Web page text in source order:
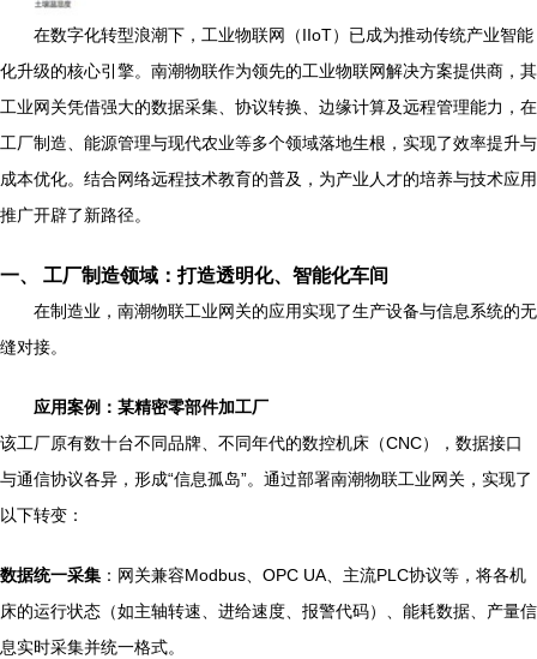
在数字化转型浪潮下，工业物联网（IIoT）已成为推动传统产业智能
化升级的核心引擎。南潮物联作为领先的工业物联网解决方案提供商，其
工业网关凭借强大的数据采集、协议转换、边缘计算及远程管理能力，在
工厂制造、能源管理与现代农业等多个领域落地生根，实现了效率提升与
成本优化。结合网络远程技术教育的普及，为产业人才的培养与技术应用
推广开辟了新路径。
一、 工厂制造领域：打造透明化、智能化车间
在制造业，南潮物联工业网关的应用实现了生产设备与信息系统的无
缝对接。
应用案例：某精密零部件加工厂
该工厂原有数十台不同品牌、不同年代的数控机床（CNC），数据接口
与通信协议各异，形成“信息孤岛”。通过部署南潮物联工业网关，实现了
以下转变：
数据统一采集 ：网关兼容Modbus、OPC UA、主流PLC协议等，将各机
床的运行状态（如主轴转速、进给速度、报警代码）、能耗数据、产量信
息实时采集并统一格式。